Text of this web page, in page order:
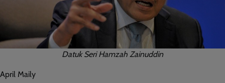
Datuk Seri Hamzah Zainuddin
April Maily